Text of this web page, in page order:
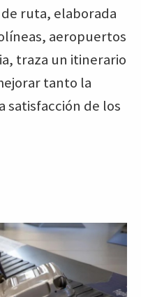
de ruta, elaborada
aeropuertos
traza un itinerario
tanto la
satisfacción de los